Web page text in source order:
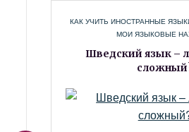
КАК УЧИТЬ ИНОСТРАННЫЕ
МОИ ЯЗЫКОВЫЕ
Шведский язык –